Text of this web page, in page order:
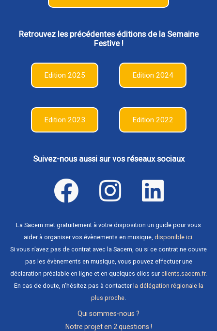
Retrouvez les précédentes éditions de la Semaine
Festive !
Edition 2025 Edition 2024
Edition 2023 Edition 2022
Suivez-nous aussi sur vos réseaux sociaux
La Sacem met gratuitement à votre disposition un guide pour vous
aider à organiser vos évènements en musique, disponible ici.
Si vous n'avez pas de contrat avec la Sacem, ou si ce contrat ne couvre
pas les évènements en musique, vous pouvez effectuer une
déclaration préalable en ligne et en quelques clics surclients.sacem.fr.
En cas de doute, n'hésitez pas à contacterla délégation régionale la
plus proche
Qui sommes-nous ?
Notre projet en 2 questions !